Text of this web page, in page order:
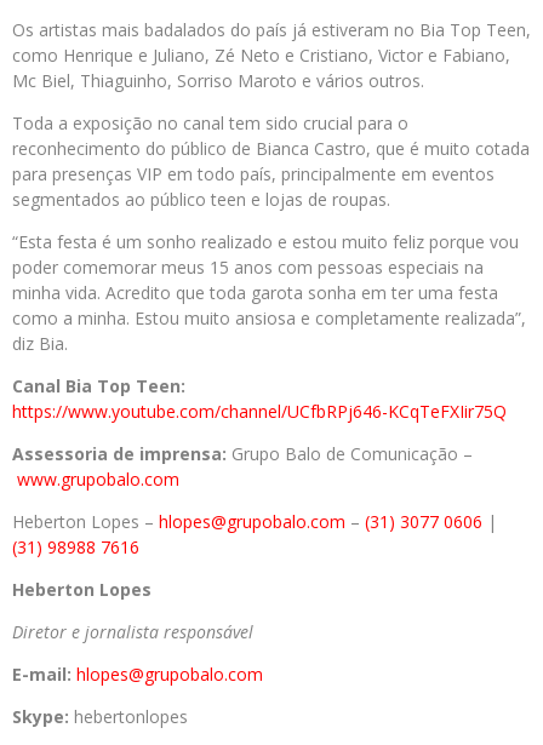
Os artistas mais badalados do país já estiveram no Bia Top Teen,
como Henrique e Juliano, Zé Neto e Cristiano, Victor e Fabiano,
Mc Biel, Thiaguinho, Sorriso Maroto e vários outros.
Toda a exposição no canal tem sido crucial para o
reconhecimento do público de Bianca Castro, que é muito cotada
para presenças VIP em todo país, principalmente em eventos
segmentados ao público teen e lojas de roupas.
“Esta festa é um sonho realizado e estou muito feliz porque vou
poder comemorar meus 15 anos com pessoas especiais na
minha vida. Acredito que toda garota sonha em ter uma festa
como a minha. Estou muito ansiosa e completamente realizada”,
diz Bia.
Canal Bia Top Teen:
https://www.youtube.com/channel/UCfbRPj646-KCqTeFXIir75Q
Assessoria de imprensa: Grupo Balo de Comunicação –
www.grupobalo.com
Heberton Lopes – hlopes@grupobalo.com – (31) 3077 0606 |
(31) 98988 7616
Heberton Lopes
Diretor e jornalista responsável
E-mail: hlopes@grupobalo.com
Skype: hebertonlopes